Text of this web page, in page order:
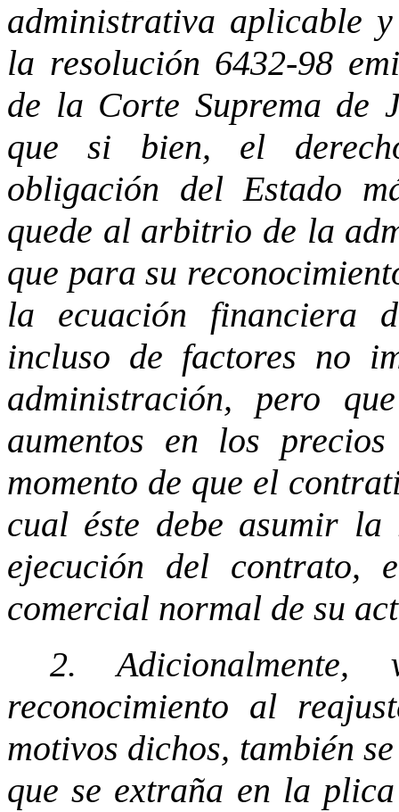
administrativa aplicable
la resolución 6432-98
de la Corte Suprema de
que si bien, el
obligación del Estado
quede al arbitrio de la
que para su
la ecuación financiera
incluso de factores no
administración, pero
aumentos en los
momento de que el
cual éste debe asumir
ejecución del contrato,
comercial normal de su
2.
reconocimiento al
motivos dichos, también
que se extraña en la